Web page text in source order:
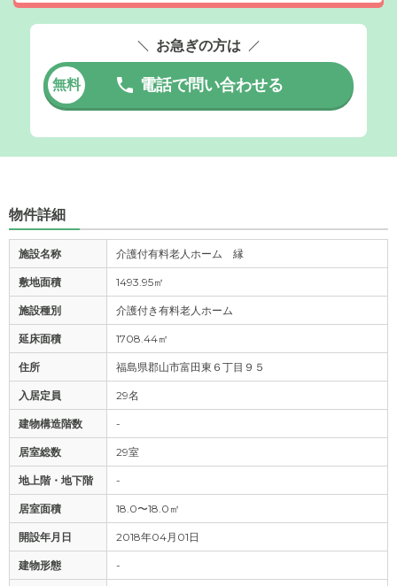
お急ぎの方は
無料 電話で問い合わせる
物件詳細
施設名称 介護付有料老人ホーム 縁
敷地面積 1493.95㎡
施設種別 介護付き有料老人ホーム
延床面積 1708.44㎡
住所 福島県郡山市富田東６丁目９５
入居定員 29名
建物構造階数 -
居室総数 29室
地上階・地下階 -
居室面積 18.0〜18.0㎡
開設年月日 2018年04月01日
建物形態 -